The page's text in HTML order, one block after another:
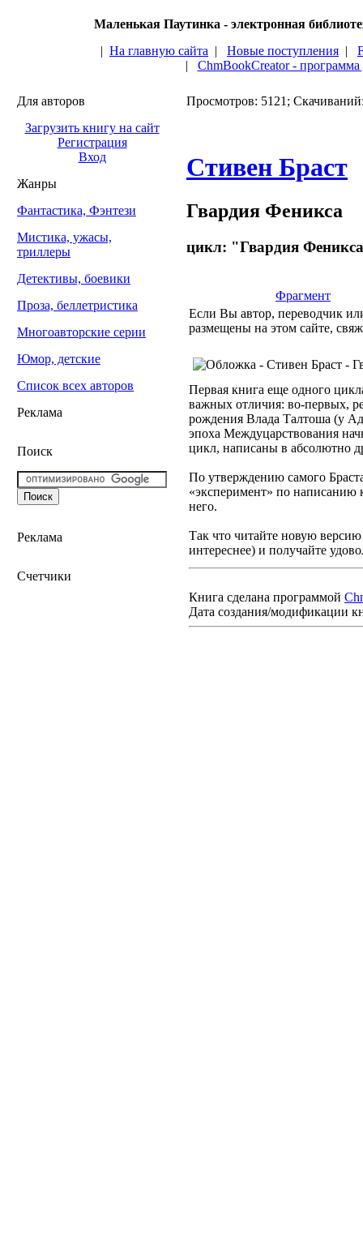
Маленькая Паутинка - электронная
| На главную сайта | Новые поступления |
| ChmBookCreator -
Для авторов
Загрузить книгу на сайт
Регистрация
Вход
Жанры
Фантастика, Фэнтези
Мистика, ужасы,
триллеры
Детективы, боевики
Проза, беллетристика
Многоавторские серии
Юмор, детские
Список всех авторов
Реклама
Поиск
Реклама
Счетчики
Просмотров: 5121;
Стивен Браст
Гвардия Феникса
цикл: "Гвардия
Фрагмент
Если Вы автор, переводчик
размещены на этом сайте,
Первая книга еще одного
важных отличия: во-первых,
рождения Влада Талтоша (у
эпоха Междуцарствования
цикл, написаны в абсолютно
По утверждению самого
«эксперимент» по
него.
Так что читайте новую
интереснее) и получайте
Книга сделана программой
Дата создания/модификации